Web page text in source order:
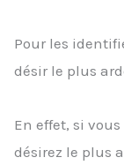
Pour les
désir le plus
En effet, si
désirez le plus